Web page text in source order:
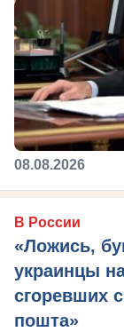
08.08.2026
В России
«Ложись,
украинцы
сгоревших
пошта»